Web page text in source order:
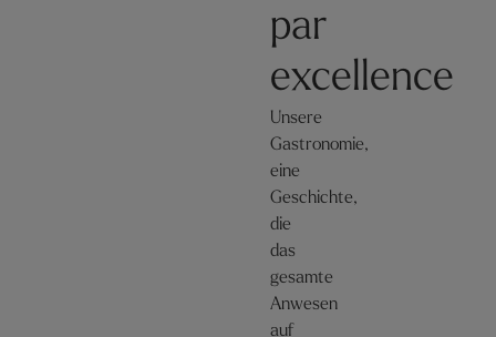
par
excellence
Unsere
Gastronomie,
eine
Geschichte,
die
das
gesamte
Anwesen
auf